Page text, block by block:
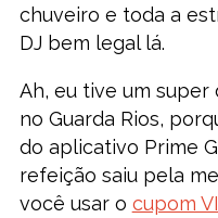
chuveiro e toda a
DJ bem legal lá.
Ah, eu tive um
no Guarda Rios,
do aplicativo Prime
refeição saiu pela
você usar o cupom